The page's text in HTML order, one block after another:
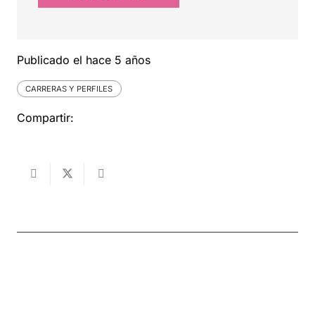
Publicado el hace 5 años
CARRERAS Y PERFILES
Compartir: